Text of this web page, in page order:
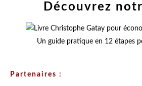
Découvrez
Un guide pratique en 12 étapes
Partenaires :